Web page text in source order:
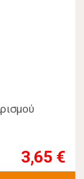
3,65 €